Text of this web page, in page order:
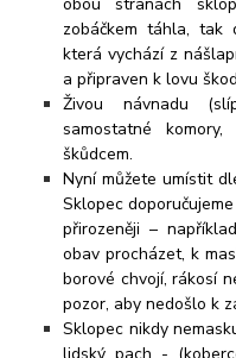
zobáčkem táhla,
která vychází z
a připraven k lovu
Živou návnadu
samostatné
škůdcem.
Nyní můžete umístit
Sklopec
přirozeněji –
obav procházet, k
borové chvojí, rákosí
pozor, aby nedošlo k
Sklopec nikdy
lidský pach -